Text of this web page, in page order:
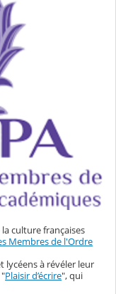
culture françaises
Membres de l'Ordre
lycéens à révéler leur
Plaisir d’écrire", qui